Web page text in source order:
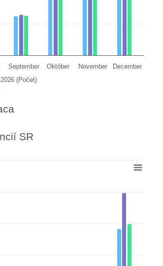
2026 (Počet)
September Október November December
SR
to 39.87988745.